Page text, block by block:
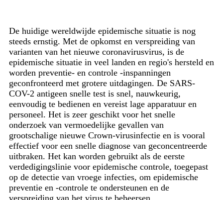
De huidige wereldwijde epidemische situatie is nog
steeds ernstig. Met de opkomst en verspreiding van
varianten van het nieuwe coronavirusvirus, is de
epidemische situatie in veel landen en regio's hersteld en
worden preventie- en controle -inspanningen
geconfronteerd met grotere uitdagingen. De SARS-
COV-2 antigeen snelle test is snel, nauwkeurig,
eenvoudig te bedienen en vereist lage apparatuur en
personeel. Het is zeer geschikt voor het snelle
onderzoek van vermoedelijke gevallen van
grootschalige nieuwe Crown-virusinfectie en is vooral
effectief voor een snelle diagnose van geconcentreerde
uitbraken. Het kan worden gebruikt als de eerste
verdedigingslinie voor epidemische controle, toegepast
op de detectie van vroege infecties, om epidemische
preventie en -controle te ondersteunen en de
verspreiding van het virus te beheersen.